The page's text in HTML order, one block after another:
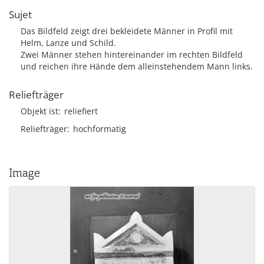
Sujet
Das Bildfeld zeigt drei bekleidete Männer in Profil mit
Helm, Lanze und Schild.
Zwei Männer stehen hintereinander im rechten Bildfeld
und reichen ihre Hände dem alleinstehendem Mann links.
Reliefträger
Objekt ist reliefiert
Reliefträger hochformatig
Image